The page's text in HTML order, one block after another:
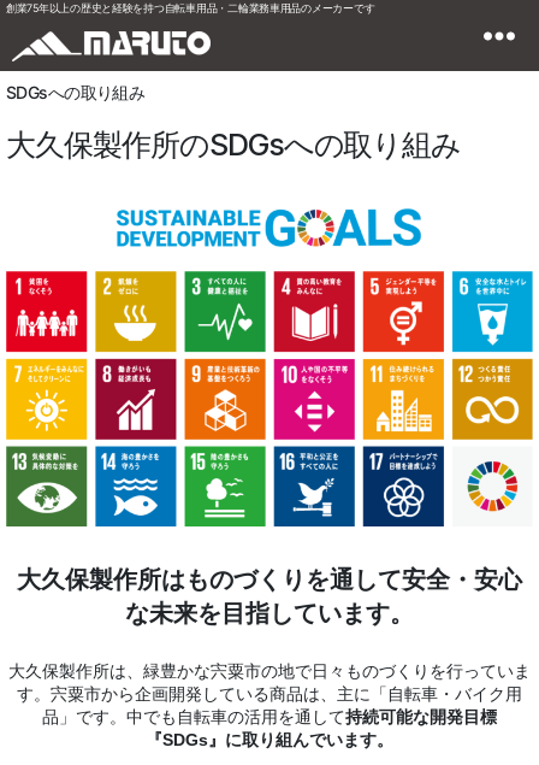
創業75年以上の歴史と経験を持つ自転車用品・二輪業務車用品のメーカーです
SDGsへの取り組み
大久保製作所のSDGsへの取り組み
大久保製作所はものづくりを通して安全・安心
な未来を目指しています。
大久保製作所は、緑豊かな宍粟市の地で日々ものづくりを行っていま
す。宍粟市から企画開発している商品は、主に「自転車・バイク用
品」です。中でも自転車の活用を通して持続可能な開発目標
『SDGs』に取り組んでいます。